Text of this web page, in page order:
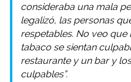
consideraba una mala
legalizó, las personas
respetables. No veo
tabaco se sientan
restaurante y un bar y
culpables”.